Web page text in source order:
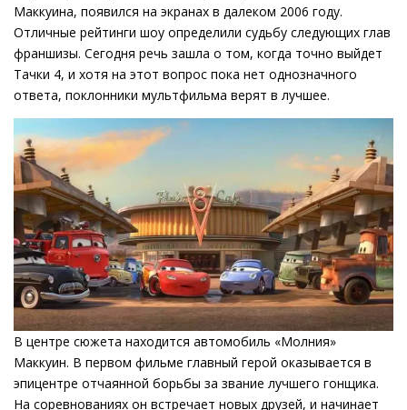
Маккуина, появился на экранах в далеком 2006 году.
Отличные рейтинги шоу определили судьбу следующих глав
франшизы. Сегодня речь зашла о том, когда точно выйдет
Тачки 4, и хотя на этот вопрос пока нет однозначного
ответа, поклонники мультфильма верят в лучшее.
В центре сюжета находится автомобиль «Молния»
Маккуин. В первом фильме главный герой оказывается в
эпицентре отчаянной борьбы за звание лучшего гонщика.
На соревнованиях он встречает новых друзей, и начинает